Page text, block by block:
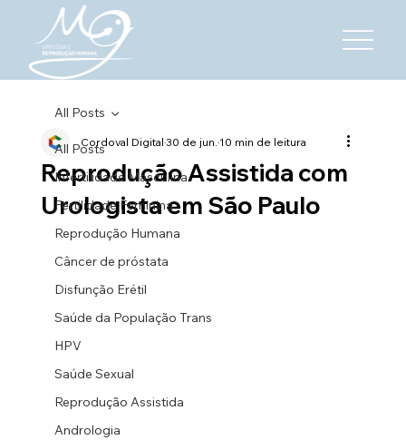
All Posts
Infertilidade Masculina
Fertilidade Feminina
Reprodução Humana
Câncer de próstata
Disfunção Erétil
Saúde da População Trans
HPV
Saúde Sexual
Reprodução Assistida
Andrologia
All Posts
Reprodução Assistida com
Urologista em São Paulo
Cordoval Digital30 de jun.10 min de leitura